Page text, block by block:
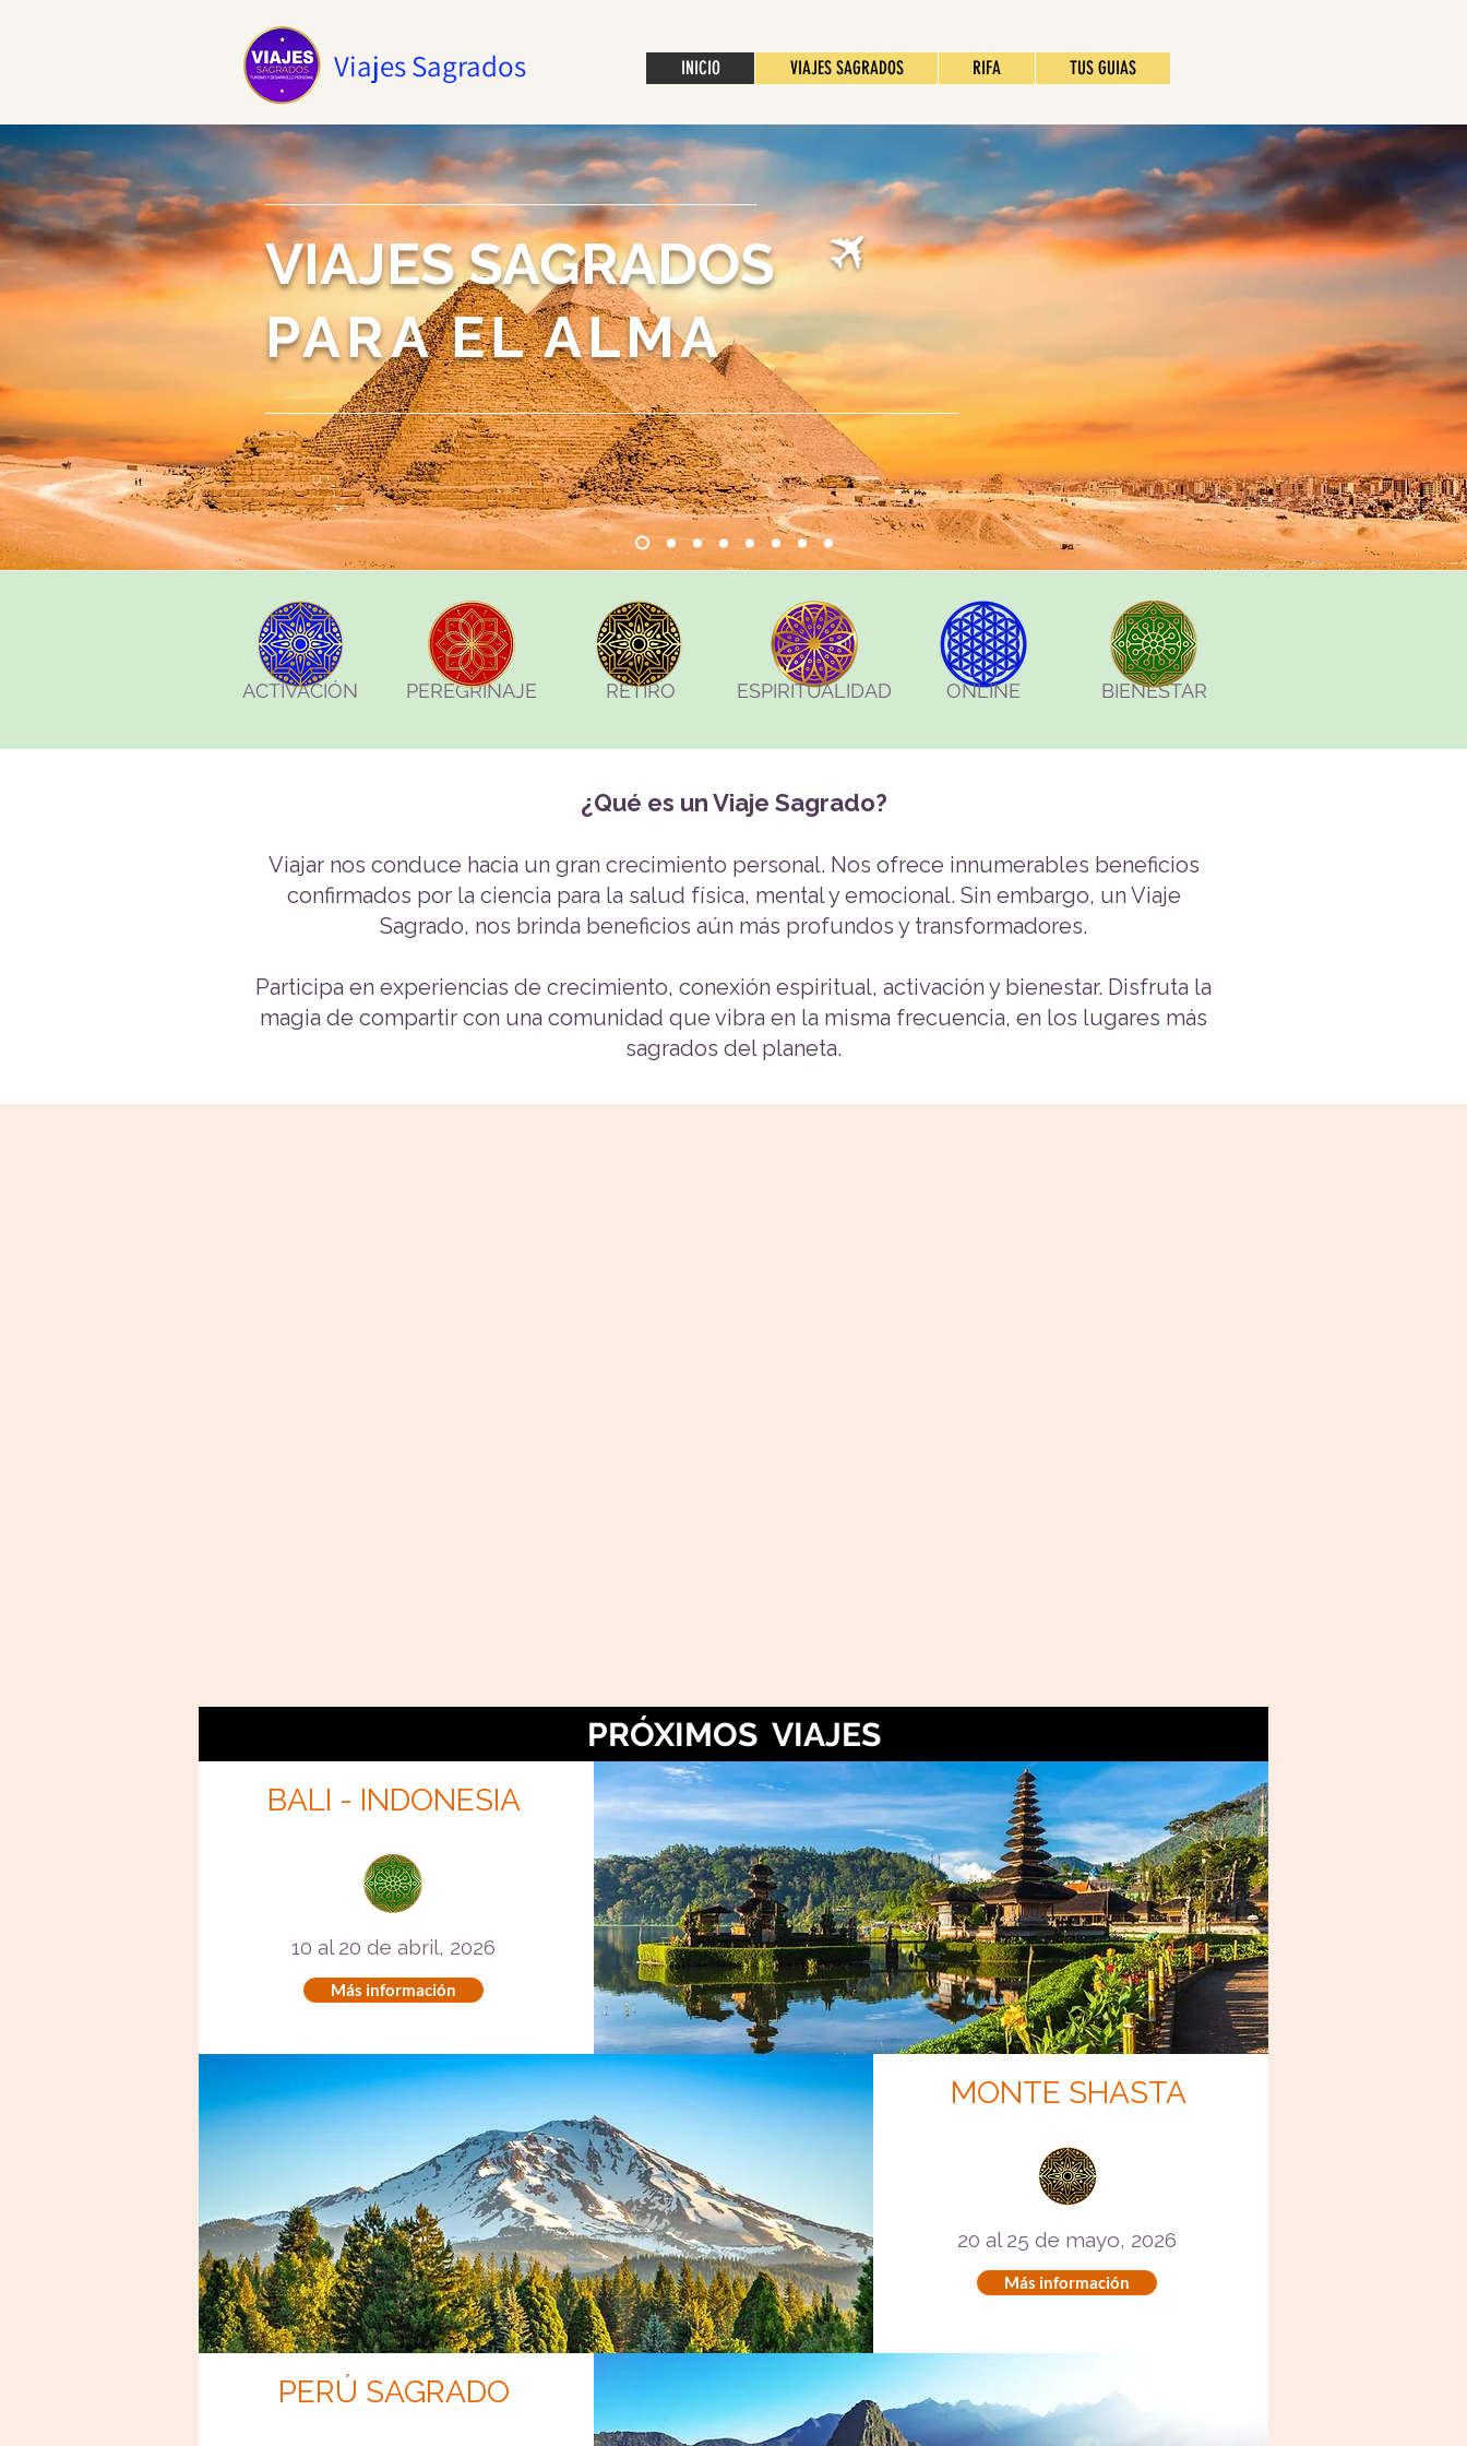
Viajes Sagrados INICIO VIAJES SAGRADOS RIFA TUS GUIAS
VIAJES SAGRADOS
PARA EL ALMA
ACTIVACIÓN PEREGRINAJE RETIRO ESPIRITUALIDAD ONLINE BIENESTAR
¿Qué es un Viaje Sagrado?
Viajar nos conduce hacia un gran crecimiento personal. Nos ofrece innumerables beneficios
confirmados por la ciencia para la salud física, mental y emocional. Sin embargo, un Viaje
Sagrado, nos brinda beneficios aún más profundos y transformadores.
Participa en experiencias de crecimiento, conexión espiritual, activación y bienestar. Disfruta la
magia de compartir con una comunidad que vibra en la misma frecuencia, en los lugares más
sagrados del planeta.
PRÓXIMOS VIAJES
BALI - INDONESIA
10 al 20 de abril, 2026
Más información
MONTE SHASTA
20 al 25 de mayo, 2026
Más información
PERÚ SAGRADO